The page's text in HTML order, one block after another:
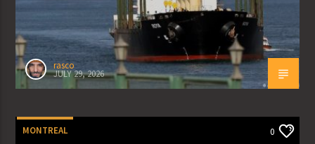
rasco
JULY 29, 2026
MONTREAL 0